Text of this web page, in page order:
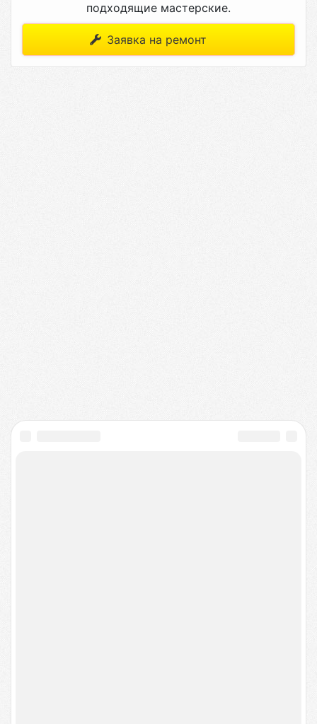
подходящие мастерские.
Заявка на ремонт